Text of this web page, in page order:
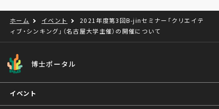
ホーム イベント
2021年度第3回B-jinセミナー「クリエイテ
ィブ・シンキング」（名古屋大学主催）の開催について
博士ポータル
イベント